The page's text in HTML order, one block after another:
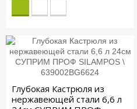
Глубокая Кастрюля из
нержавеющей стали 6,6 л